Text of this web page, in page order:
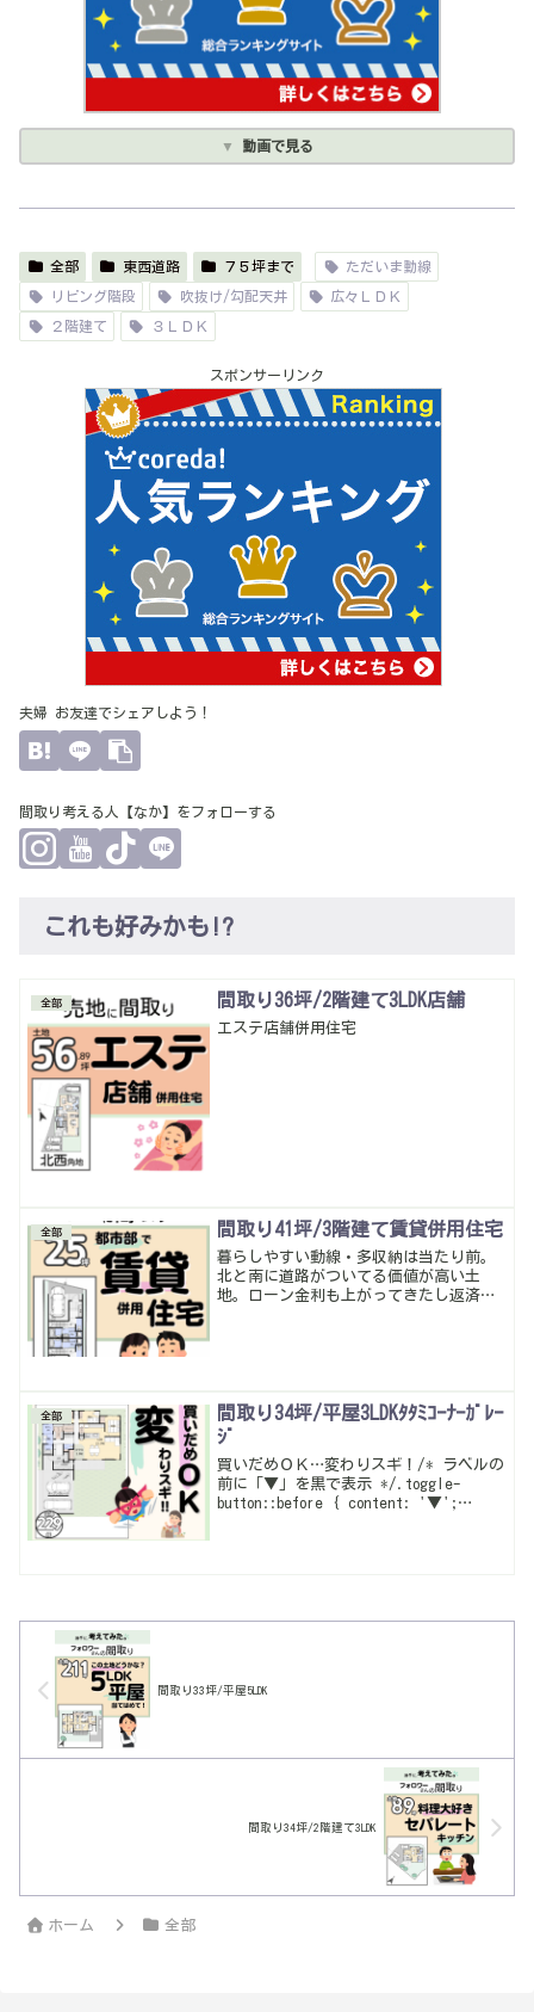
動画で見る
全部 東西道路 ７５坪まで ただいま動線
リビング階段 吹抜け/勾配天井 広々ＬＤＫ
２階建て ３ＬＤＫ
スポンサーリンク
夫婦 お友達でシェアしよう！
間取り考える人【なか】をフォローする
これも好みかも!?
全部 間取り36坪/2階建て3LDK店舗
エステ店舗併用住宅
全部 間取り41坪/3階建て賃貸併用住宅
暮らしやすい動線・多収納は当たり前。
北と南に道路がついてる価値が高い土
地。ローン金利も上がってきたし返済の
らそれを利用して不安を解消！こんな考
えもあるかな…
全部
間取り34坪/平屋3LDKﾀﾀﾐｺｰﾅｰｶﾞﾚｰ
ｼﾞ
買いだめＯＫ…変わりスギ！/* ラベルの
前に「▼」を黒で表示 */.toggle-
button::before { content: '▼';
間取り33坪/平屋5LDK
間取り34坪/2階建て3LDK
ホーム 全部